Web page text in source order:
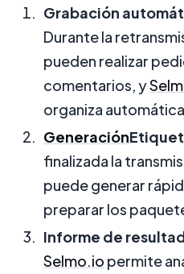
Grabación
Durante la
pueden realizar
comentarios, y
organiza
Generación
finalizada la
puede generar
preparar los
Informe de
Selmo.io permite